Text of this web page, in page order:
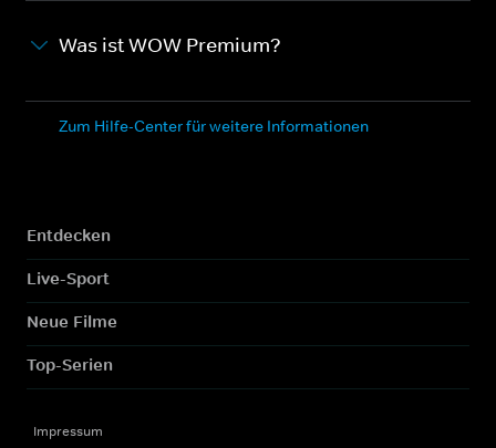
Was ist WOW Premium?
Zum Hilfe-Center für weitere Informationen
Entdecken
Live-Sport
Neue Filme
Top-Serien
Impressum